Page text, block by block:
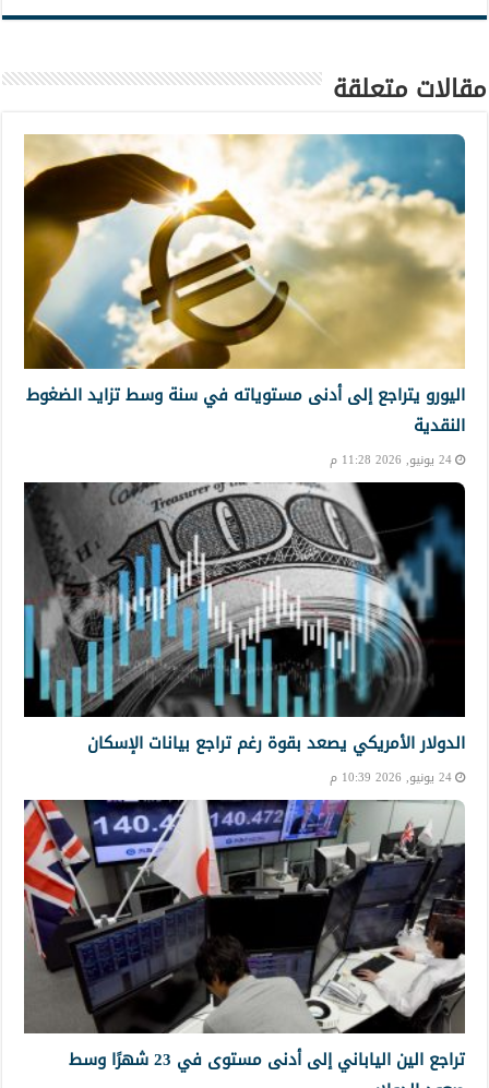
مقالات متعلقة
اليورو يتراجع إلى أدنى مستوياته في سنة وسط تزايد الضغوط
النقدية
24 يونيو, 2026 11:28 م
الدولار الأمريكي يصعد بقوة رغم تراجع بيانات الإسكان
24 يونيو, 2026 10:39 م
تراجع الين الياباني إلى أدنى مستوى في 23 شهرًا وسط